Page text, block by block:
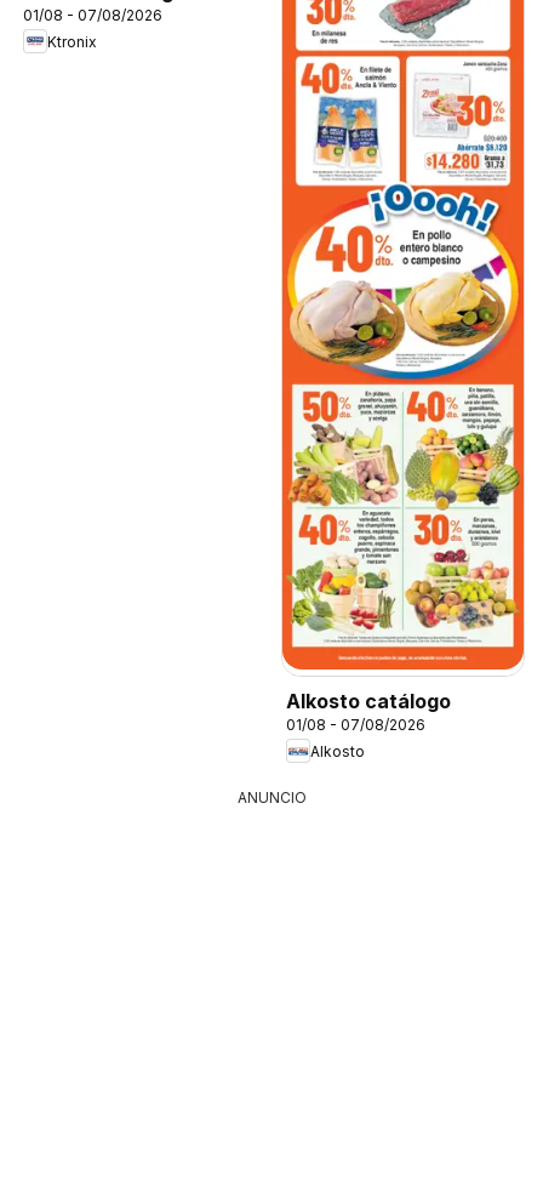
01/08 - 07/08/2026
Ktronix
Alkosto catálogo
01/08 - 07/08/2026
Alkosto
ANUNCIO